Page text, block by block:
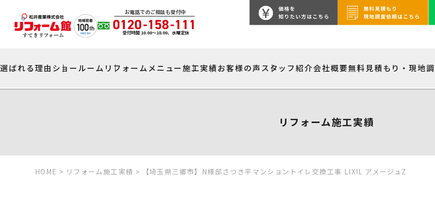
お電話でのご相談も受付中
受付時間 10:00〜18:00、水曜定休
選ばれる理由 ショールーム リフォームメニュー施工実績お客様の声スタッフ紹介会社概要無料見積もり・現地
リフォーム施工実績
HOME > リフォーム施工実績 > 【埼玉県三郷市】N様邸さつき平マンショントイレ交換工事 LIXIL アメージュZ